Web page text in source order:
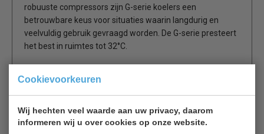
Cookievoorkeuren
Wij hechten veel waarde aan uw privacy, daarom
informeren wij u over cookies op onze website.
robuuste compressors zijn G-serie koelers een
betrouwbare keus voor situaties waarin langdurig en
veelvuldig gebruik gevraagd worden. De G-serie presteert
het best in ruimtes tot 32°C.
5x GN 1/4 (apart verkrijgbaar)
RVS deksel met scharnier
Stevige pootjes